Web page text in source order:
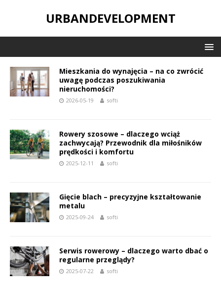
URBANDEVELOPMENT
Mieszkania do wynajęcia – na co zwrócić
uwagę podczas poszukiwania
nieruchomości?
2026-05-19 softi
Rowery szosowe – dlaczego wciąż
zachwycają? Przewodnik dla miłośników
prędkości i komfortu
2025-12-11 softi
Gięcie blach – precyzyjne kształtowanie
metalu
2025-09-24 softi
Serwis rowerowy – dlaczego warto dbać o
regularne przeglądy?
2025-07-22 softi